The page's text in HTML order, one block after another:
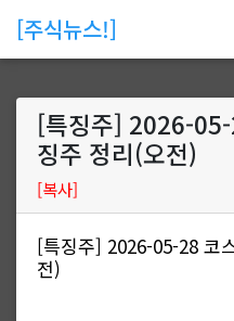
[주식뉴스!]
[특징주] 2026-
징주 정리(오전)
[복사]
[특징주] 2026-05-28 코
전)